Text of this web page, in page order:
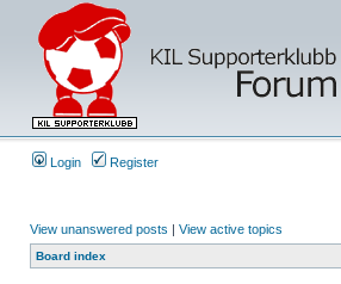
Login Register
View unanswered posts | View active topics
Board index